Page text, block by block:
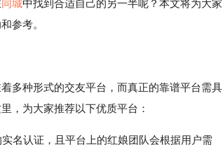
同城中找到合适自己的另一半呢？本文将为大家
参考。
多种形式的交友平台，而真正的靠谱平台需具
，为大家推荐以下优质平台：
名认证，且平台上的红娘团队会根据用户需